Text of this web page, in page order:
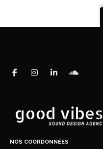
NOS COORDONNÉES